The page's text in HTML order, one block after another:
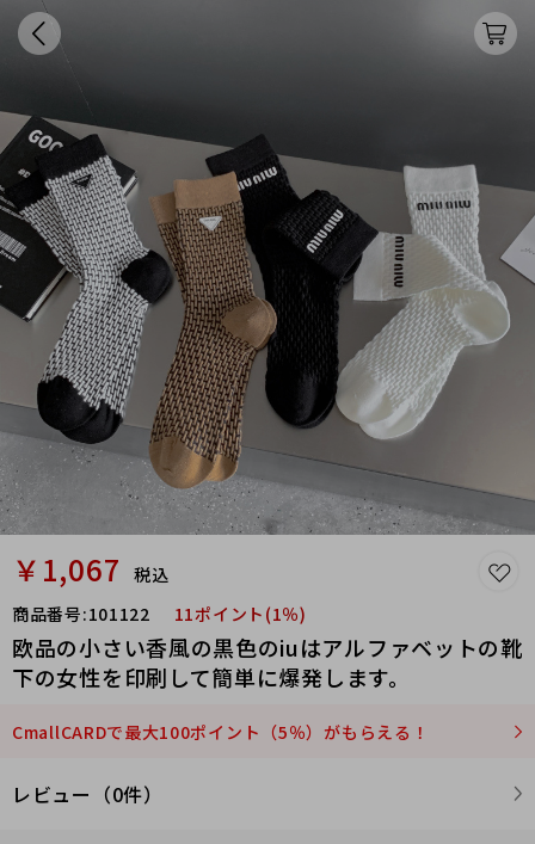
￥1,067
税込
商品番号:101122 11ポイント(1％)
欧品の小さい香風の黒色のiuはアルファベットの靴
下の女性を印刷して簡単に爆発します。
CmallCARDで最大100ポイント（5％）がもらえる！
レビュー（0件）